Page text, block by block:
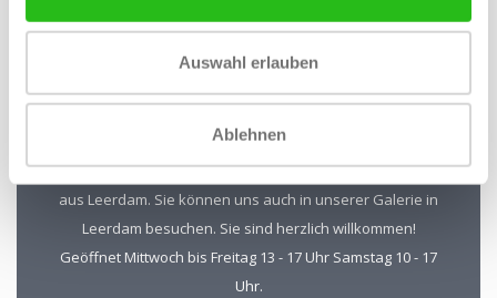
Auswahl erlauben
Ablehnen
Kristal-Glas Leerdam
Kristal-Glas ist der Online-Shop für Glaskunst und Kristall
aus Leerdam. Sie können uns auch in unserer Galerie in
Leerdam besuchen. Sie sind herzlich willkommen!
Geöffnet Mittwoch bis Freitag 13 - 17 Uhr Samstag 10 - 17
Uhr.